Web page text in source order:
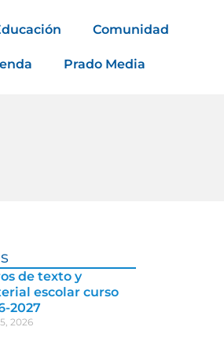
Comunidad
Prado Media
de texto y
escolar curso
2027
2026